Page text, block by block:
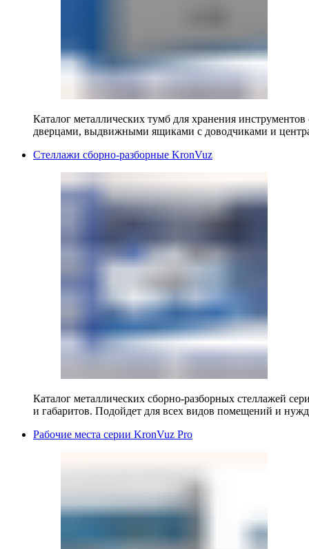
Каталог металлических тумб для хранения
дверцами, выдвижными ящиками с доводчиками и
Стеллажи сборно-разборные KronVuz
Каталог металлических сборно-разборных стеллажей
и габаритов. Подойдет для всех видов помещений и
Рабочие места серии KronVuz Pro